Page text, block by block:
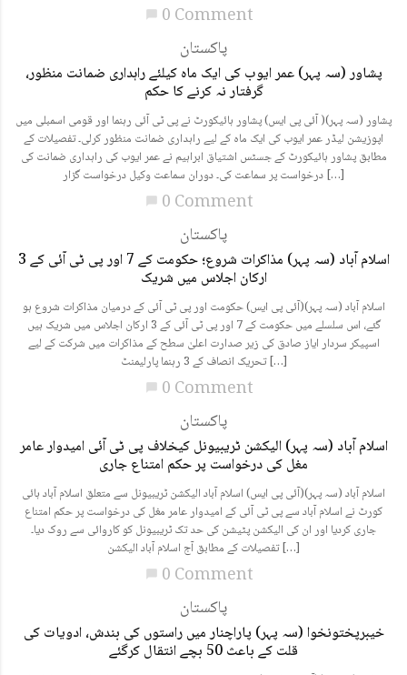
0 Comment
پاکستان
پشاور (سہ پہر) عمر ایوب کی ایک ماہ کیلئے راہداری ضمانت منظور،
گرفتار نہ کرنے کا حکم
پشاور (سہ پہر)( آئی پی ایس) پشاور ہائیکورٹ نے پی ٹی آئی رہنما اور قومی اسمبلی میں
اپوزیشن لیڈر عمر ایوب کی ایک ماہ کے لیے راہداری ضمانت منظور کرلی۔ تفصیلات کے
مطابق پشاور ہائیکورٹ کے جسٹس اشتیاق ابراہیم نے عمر ایوب کی راہداری ضمانت کی
درخواست پر سماعت کی۔ دوران سماعت وکیل درخواست گزار […]
0 Comment
پاکستان
اسلام آباد (سہ پہر) مذاکرات شروع؛ حکومت کے 7 اور پی ٹی آئی کے 3
ارکان اجلاس میں شریک
اسلام آباد (سہ پہر)(آئی پی ایس) حکومت اور پی ٹی آئی کے درمیان مذاکرات شروع ہو
گئے، اس سلسلے میں حکومت کے 7 اور پی ٹی آئی کے 3 ارکان اجلاس میں شریک ہیں
اسپیکر سردار ایاز صادق کی زیر صدارت اعلیٰ سطح کے مذاکرات میں شرکت کے لیے
تحریک انصاف کے 3 رہنما پارلیمنٹ […]
0 Comment
پاکستان
اسلام آباد (سہ پہر) الیکشن ٹریبیونل کیخلاف پی ٹی آئی امیدوار عامر
مغل کی درخواست پر حکم امتناع جاری
اسلام آباد (سہ پہر)(آئی پی ایس) اسلام آباد الیکشن ٹریبیونل سے متعلق اسلام آباد ہائی
کورٹ نے اسلام آباد سے پی ٹی آئی کے امیدوار عامر مغل کی درخواست پر حکم امتناع
جاری کردیا اور ان کی الیکشن پٹیشن کی حد تک ٹریبیونل کو کاروائی سے روک دیا۔
تفصیلات کے مطابق آج اسلام آباد الیکشن […]
0 Comment
پاکستان
خیبرپختونخوا (سہ پہر) پاراچنار میں راستوں کی بندش، ادویات کی
قلت کے باعث 50 بچے انتقال کرگئے